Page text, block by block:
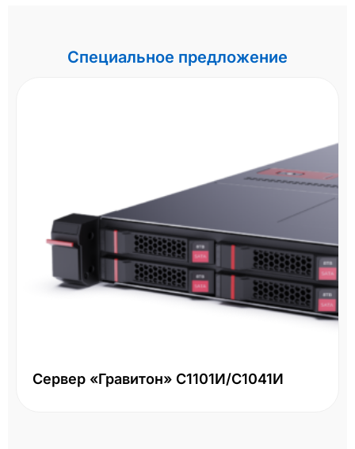
Специальное предложение
Сервер «Гравитон» С1101И/С1041И